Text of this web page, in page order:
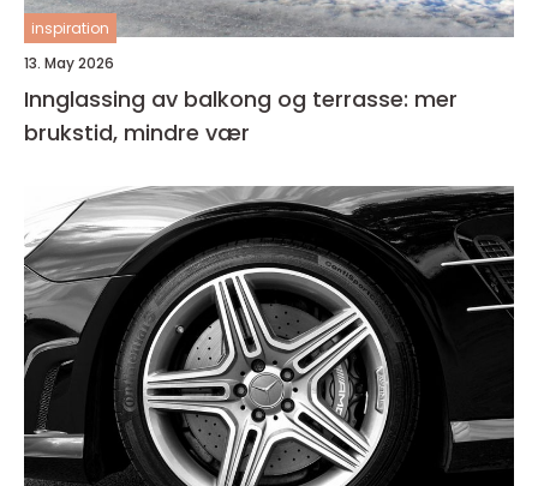
inspiration
13. May 2026
Innglassing av balkong og terrasse: mer
brukstid, mindre vær